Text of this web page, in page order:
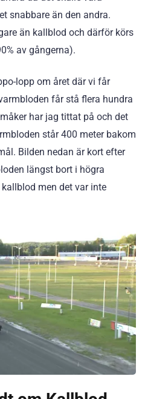
snabbare än den andra.
än kallblod och därför körs
av gångerna).
lopp om året där vi får
får stå flera hundra
har jag tittat på och det
står 400 meter bakom
Bilden nedan är kort efter
längst bort i högra
men det var inte